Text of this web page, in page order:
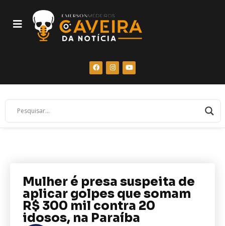
Mulher é presa suspeita de
aplicar golpes que somam
R$ 300 mil contra 20
idosos, na Paraíba